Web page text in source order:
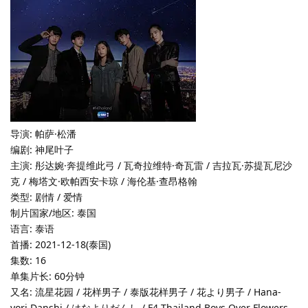
导演: 帕萨·松潘
编剧: 神尾叶子
主演: 彤达婉·奔提维此弓 / 瓦奇拉维特·奇瓦雷 / 吉拉瓦·苏提瓦尼沙
克 / 梅塔文·欧帕西安卡琼 / 海伦基·查昂格翰
类型: 剧情 / 爱情
制片国家/地区: 泰国
语言: 泰语
首播: 2021-12-18(泰国)
集数: 16
单集片长: 60分钟
又名: 流星花园 / 花样男子 / 泰版花样男子 / 花より男子 / Hana-